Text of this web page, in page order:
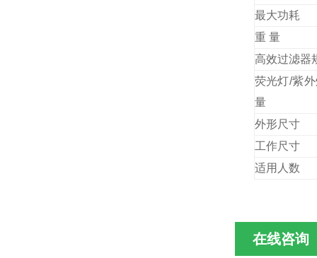
最大功耗
重 量
高效过滤器
荧光灯/紫
量
外形尺
工作
适用人数
在线咨询